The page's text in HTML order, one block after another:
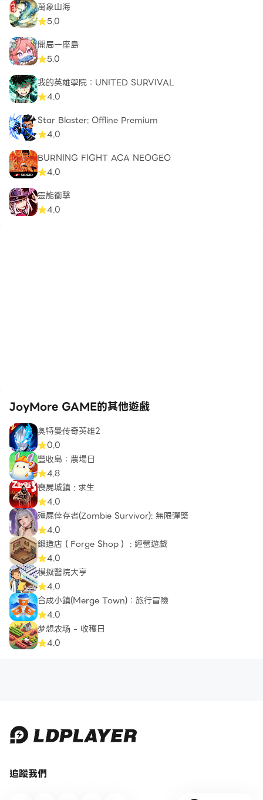
萬象山海
5.0
開局一座島
5.0
我的英雄學院：UNITED SURVIVAL
4.0
Star Blaster: Offline Premium
4.0
BURNING FIGHT ACA NEOGEO
4.0
靈能衝擊
4.0
JoyMore GAME的其他遊戲
奥特曼传奇英雄2
0.0
豐收島：農場日
4.8
喪屍城鎮 : 求生
4.0
殭屍倖存者(Zombie Survivor): 無限彈藥
4.0
鍛造店（Forge Shop） : 經營遊戲
4.0
模擬醫院大亨
4.0
合成小鎮(Merge Town)：旅行冒險
4.0
梦想农场 - 收穫日
4.0
追蹤我們